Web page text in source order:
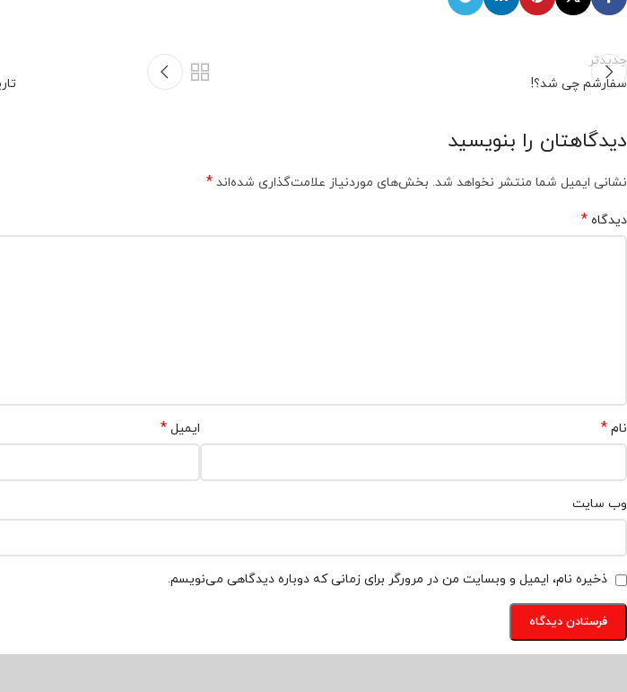
جدیدتر
سفارشم چی شد؟!
دیدگاهتان را بنویسید
نشانی ایمیل شما منتشر نخواهد شد. بخش‌های موردنیاز علامت‌گذاری شده‌اند *
دیدگاه *
نام * ایمیل*
وب‌ سایت
ذخیره نام، ایمیل و وبسایت من در مرورگر برای زمانی که دوباره دیدگاهی می‌نویسم.